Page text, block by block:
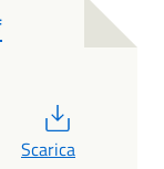
Scarica